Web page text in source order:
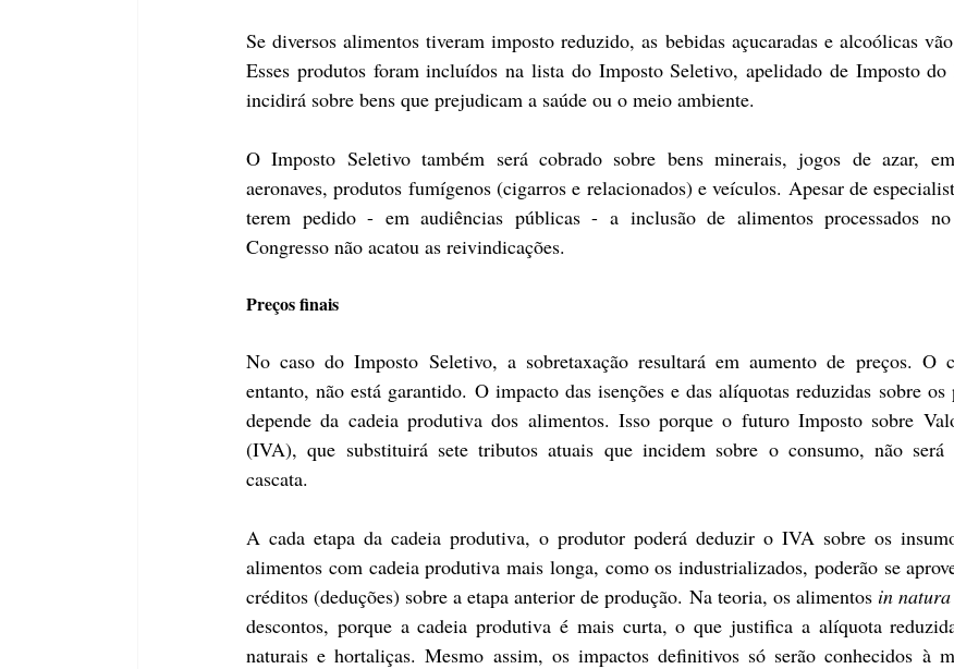
Se diversos alimentos tiveram imposto reduzido, as bebidas açucaradas e alcoólicas
Esses produtos foram incluídos na lista do Imposto Seletivo, apelidado de Imposto do
incidirá sobre bens que prejudicam a saúde ou o meio ambiente.
O Imposto Seletivo também será cobrado sobre bens minerais, jogos de azar,
aeronaves, produtos fumígenos (cigarros e relacionados) e veículos. Apesar de
terem pedido - em audiências públicas - a inclusão de alimentos processados
Congresso não acatou as reivindicações.
Preços finais
No caso do Imposto Seletivo, a sobretaxação resultará em aumento de preços. O
entanto, não está garantido. O impacto das isenções e das alíquotas reduzidas sobre os
depende da cadeia produtiva dos alimentos. Isso porque o futuro Imposto sobre
(IVA), que substituirá sete tributos atuais que incidem sobre o consumo, não será
cascata.
A cada etapa da cadeia produtiva, o produtor poderá deduzir o IVA sobre os
alimentos com cadeia produtiva mais longa, como os industrializados, poderão se
créditos (deduções) sobre a etapa anterior de produção. Na teoria, os alimentos in natura
descontos, porque a cadeia produtiva é mais curta, o que justifica a alíquota
naturais e hortaliças. Mesmo assim, os impactos definitivos só serão conhecidos à